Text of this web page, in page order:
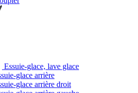
Essuie-glace, lave glace
glace arrière
glace arrière droit